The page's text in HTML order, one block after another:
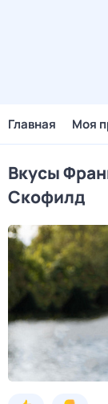
Главная Моя
Вкусы
Скофилд